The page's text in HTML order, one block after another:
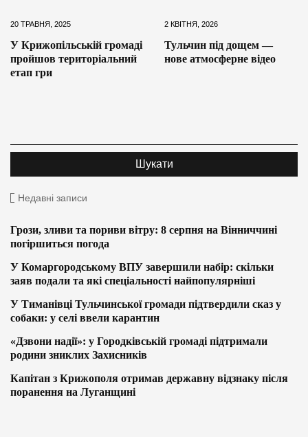
20 ТРАВНЯ, 2025
У Крижопільській громаді
пройшов територіальний
етап гри
2 КВІТНЯ, 2026
Тульчин під дощем —
нове атмосферне відео
Недавні записи
Грози, зливи та пориви вітру: 8 серпня на Вінниччині
погіршиться погода
У Комаргородському ВПУ завершили набір: скільки
заяв подали та які спеціальності найпопулярніші
У Тиманівці Тульчинської громади підтвердили сказ у
собаки: у селі ввели карантин
«Дзвони надії»: у Городківській громаді підтримали
родини зниклих Захисників
Капітан з Крижополя отримав державну відзнаку після
поранення на Луганщині